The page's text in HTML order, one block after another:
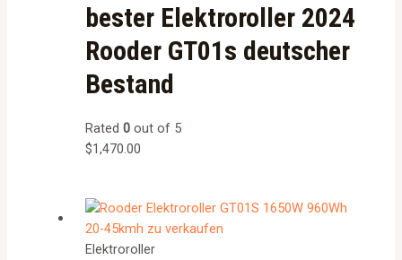
bester Elektroroller 2024
Rooder GT01s deutscher
Bestand
Rated0 out of 5
$1,470.00
Elektroroller